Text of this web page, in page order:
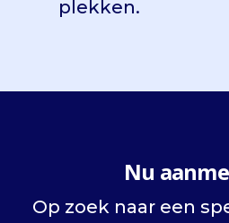
plekken.
Nu
Op zoek naar een